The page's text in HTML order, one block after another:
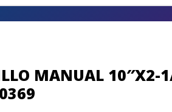
MANUAL 10″X2-